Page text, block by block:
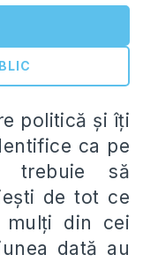
politică și îți
ca pe
trebuie să
de tot ce
mulți din cei
dată au